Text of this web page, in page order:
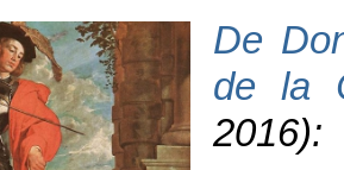
De
de la
2016):